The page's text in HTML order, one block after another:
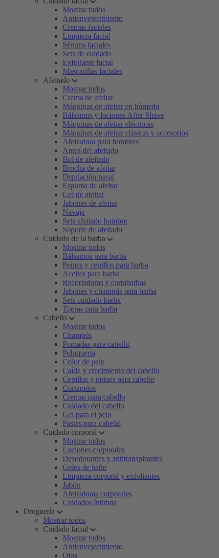
Mostrar todos
Antienvejecimiento
Cremas faciales
Limpieza facial
Sérums faciales
Sets de cuidado
Exfoliante facial
Mascarillas faciales
Afeitado
Mostrar todos
Crema de afeitar
Máquinas de afeitar en húmedo
Bálsamos y lociones After Shave
Máquinas de afeitar eléctricas
Máquinas de afeitar clásicas y accesorios
Afeitadora para hombres
Antes del afeitado
Bol de afeitado
Brocha de afeitar
Depilación nasal
Espuma de afeitar
Gel de afeitar
Jabones de afeitar
Navaja
Sets afeitado hombre
Soporte de afeitado
Cuidado de la barba
Mostrar todos
Bálsamos para barba
Peines y cepillos para barba
Aceites para barba
Recortadoras y cortabarbas
Jabones y champús para barba
Sets cuidado barba
Tijeras para barba
Cabello
Mostrar todos
Champús
Pomadas para cabello
Peluquería
Color de pelo
Caída y crecimiento del cabello
Cepillos y peines para cabello
Cortapelos
Cremas para cabello
Cuidado del cabello
Gel para el pelo
Pastas para cabello
Cuidado corporal
Mostrar todos
Lociones corporales
Desodorantes y antitranspirantes
Geles de baño
Limpieza corporal y exfoliantes
Jabón
Afeitadoras corporales
Cuidados íntimos
Droguería
Mostrar todos
Cuidado facial
Mostrar todos
Antienvejecimiento
Ojos